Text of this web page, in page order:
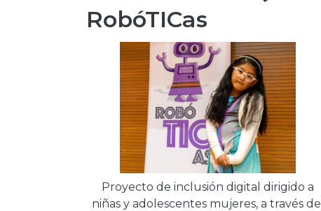
RobóTICas
Proyecto de inclusión digital dirigido a
niñas y adolescentes mujeres, a través del